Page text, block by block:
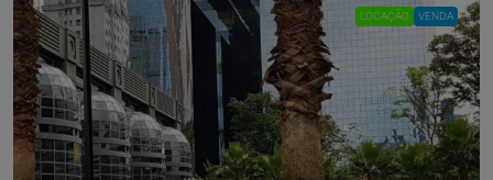
LOCAÇÃO VENDA